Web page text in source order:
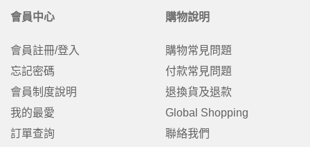
會員中心
會員註冊/登入
忘記密碼
會員制度說明
我的最愛
訂單查詢
購物說明
購物常見問題
付款常見問題
退換貨及退款
Global Shopping
聯絡我們